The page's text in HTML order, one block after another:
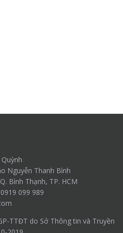
Nguyễn Thanh Bình
Bình Thạnh, TP. HCM
099 989
TTĐT do Sở Thông tin và Truyền